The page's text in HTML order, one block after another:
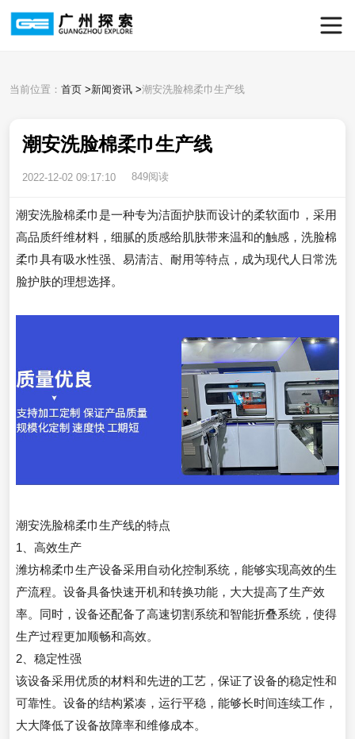
当前位置： 首页 >新闻资讯 >潮安洗脸棉柔巾生产线
潮安洗脸棉柔巾生产线
2022-12-02 09:17:10 849阅读
潮安洗脸棉柔巾是一种专为洁面护肤而设计的柔软面巾，采用
高品质纤维材料，细腻的质感给肌肤带来温和的触感，洗脸棉
柔巾具有吸水性强、易清洁、耐用等特点，成为现代人日常洗
脸护肤的理想选择。
潮安洗脸棉柔巾生产线的特点
1、高效生产
潍坊棉柔巾生产设备采用自动化控制系统，能够实现高效的生
产流程。设备具备快速开机和转换功能，大大提高了生产效
率。同时，设备还配备了高速切割系统和智能折叠系统，使得
生产过程更加顺畅和高效。
2、稳定性强
该设备采用优质的材料和先进的工艺，保证了设备的稳定性和
可靠性。设备的结构紧凑，运行平稳，能够长时间连续工作，
大大降低了设备故障率和维修成本。